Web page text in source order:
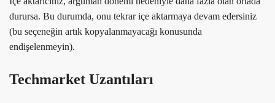
durursa. Bu durumda, onu tekrar içe aktarmaya devam edersiniz
(bu seçeneğin artık kopyalanmayacağı konusunda
endişelenmeyin).
Techmarket Uzantıları